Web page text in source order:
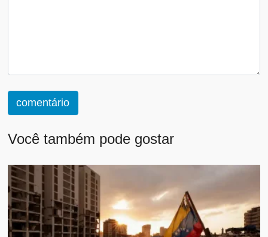
comentário
Você também pode gostar